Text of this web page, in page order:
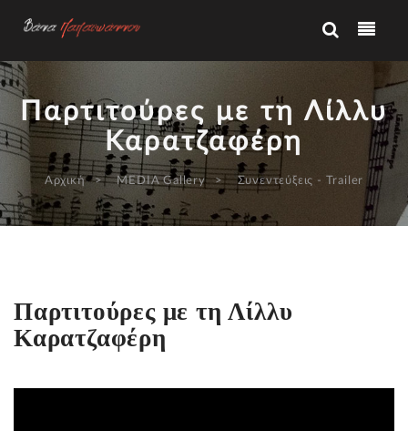
Παρτιτούρες με τη Λίλλυ
Καρατζαφέρη
Αρχική MEDIA Gallery Συνεντεύξεις - Trailer
Παρτιτούρες με τη Λίλλυ
Καρατζαφέρη